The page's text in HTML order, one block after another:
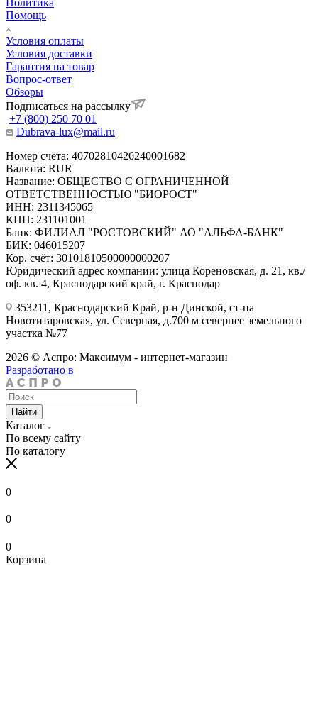
Помощь
Условия оплаты
Условия доставки
Гарантия на товар
Вопрос-ответ
Обзоры
Подписаться на рассылку
+7 (800) 250 70 01
Dubrava-lux@mail.ru
Номер счёта: 40702810426240001682
Валюта: RUR
Название: ОБЩЕСТВО С ОГРАНИЧЕННОЙ
ОТВЕТСТВЕННОСТЬЮ "БИОРОСТ"
ИНН: 2311345065
КПП: 231101001
Банк: ФИЛИАЛ "РОСТОВСКИЙ" АО "АЛЬФА-БАНК"
БИК: 046015207
Кор. счёт: 30101810500000000207
Юридический адрес компании: улица Кореновская, д. 21, кв./
оф. кв. 4, Краснодарский край, г. Краснодар
353211, Краснодарский Край, р-н Динской, ст-ца
Новотитаровская, ул. Северная, д.700 м севернее земельного
участка №77
2026 © Аспро: Максимум - интернет-магазин
Разработано в
Найти
Каталог
По всему сайту
По каталогу
0
0
0
Корзина